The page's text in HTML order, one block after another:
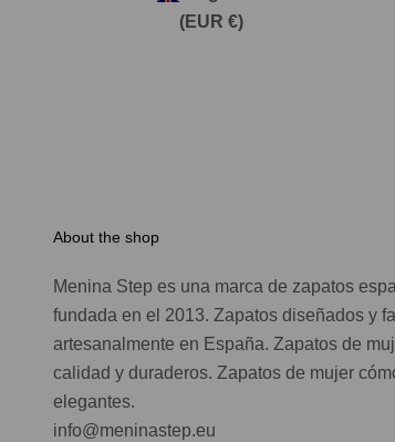
(EUR €)
About the shop
Menina Step es una marca de zapatos
fundada en el 2013. Zapatos diseñados y
artesanalmente en España. Zapatos de
calidad y duraderos. Zapatos de mujer
elegantes.
info@meninastep.eu